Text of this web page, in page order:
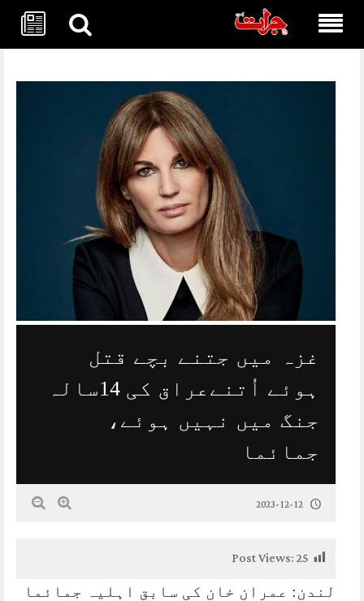
غزہ میں جتنے بچے قتل
ہوئے اُتنےعراق کی 14سالہ
جنگ میں نہیں ہوئے،
جمائما
2023-12-12
Post Views:25
لندن: عمران خان کی سابق اہلیہ جمائما